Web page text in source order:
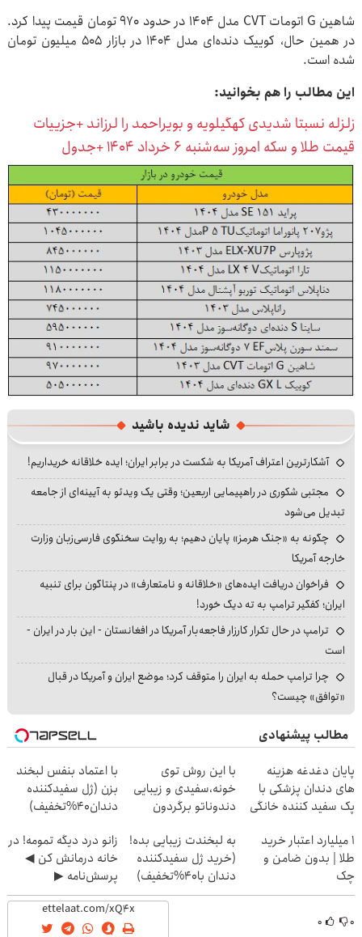
شاهین G اتومات CVT مدل ۱۴۰۴ در حدود ۹۷۰ تومان قیمت پیدا کرد.
در همین حال، کوییک دنده‌ای مدل ۱۴۰۴ در بازار ۵۰۵ میلیون تومان
شده است.
این مطالب را هم بخوانید:
زلزله نسبتا شدیدی کهگیلویه و بویراحمد را لرزاند +جزییات
قیمت طلا و سکه امروز سه‌شنبه ۶ خرداد ۱۴۰۴ +جدول
شاید ندیده باشید
آشکارترین اعتراف آمریکا به شکست در برابر ایران؛ ایده خلاقانه خریداریم!
مجتبی شکوری در راهپیمایی اربعین؛ وقتی یک ویدئو به آیینه‌ای از جامعه
تبدیل می‌شود
چگونه به «جنگ هرمز» پایان دهیم؛ به روایت سخنگوی فارسی‌زبان وزارت
خارجه آمریکا
فراخوان دریافت ایده‌های «خلاقانه و نامتعارف» در پنتاگون برای تنبیه
ایران؛ کفگیر ترامپ به ته دیگ خورد!
ترامپ در حال تکرار کارزار فاجعه‌بار آمریکا در افغانستان - این بار در ایران -
است
چرا ترامپ حمله به ایران را متوقف کرد؛ موضع ایران و آمریکا در قبال
«توافق» چیست؟
مطالب پیشنهادی
پایان دغدغه هزینه
های دندان پزشکی با
پک سفید کننده خانگی
با این روش توی
خونه،سفیدی و زیبایی
دندوناتو برگردون
با اعتماد بنفس لبخند
بزن (ژل سفیدکننده
دندان40%تخفیف)
۱ میلیارد اعتبار خرید
طلا | بدون ضامن و
چک
به لبخندت زیبایی بده!
(خرید ژل سفیدکننده
دندان با40%تخفیف)
زانو درد دیگه تمومه! در
خانه درمانش کن ◀
پرسش‌نامه ▶
۰ ۰